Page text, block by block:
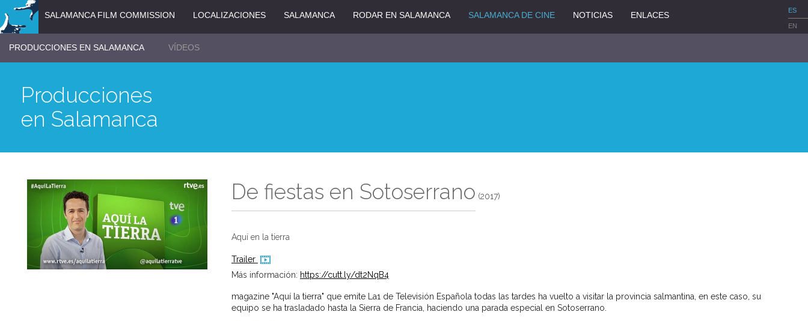
ES
EN
SALAMANCA FILM COMMISSION LOCALIZACIONES SALAMANCA RODAR EN SALAMANCA SALAMANCA DE CINE NOTICIAS ENLACES
PRODUCCIONES EN SALAMANCA VÍDEOS
Producciones
en Salamanca
De fiestas en Sotoserrano (2017)
Aquí en la tierra
Trailer
Más información: https://cutt.ly/dt2NqB4
magazine "Aquí la tierra" que emite La1 de Televisión Española todas las tardes ha vuelto a visitar la provincia salmantina, en este caso, su
equipo se ha trasladado hasta la Sierra de Francia, haciendo una parada especial en Sotoserrano.